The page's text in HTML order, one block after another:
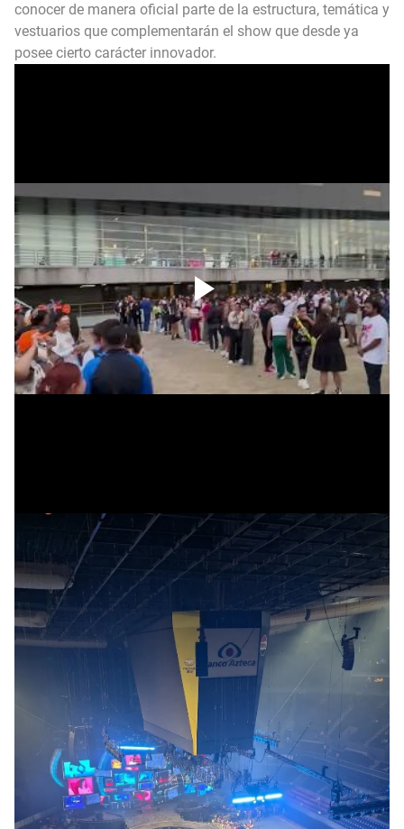
conocer de manera oficial parte de la estructura, temática y
vestuarios que complementarán el show que desde ya
posee cierto carácter innovador.